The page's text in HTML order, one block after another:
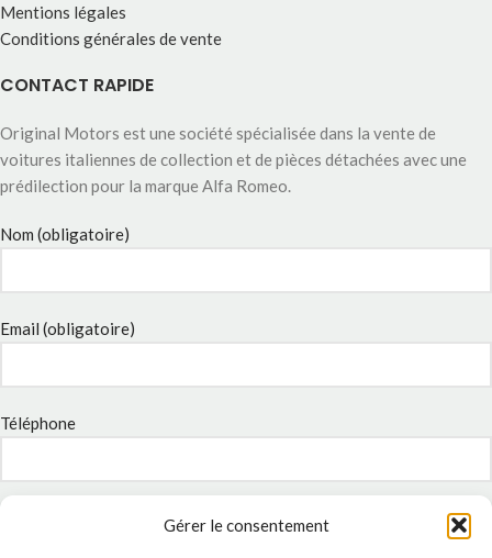
Gérer le consentement
Mentions légales
Conditions générales de vente
CONTACT RAPIDE
Original Motors est une société spécialisée dans la vente de
voitures italiennes de collection et de pièces détachées avec une
prédilection pour la marque Alfa Romeo.
Nom (obligatoire)
Email (obligatoire)
Téléphone